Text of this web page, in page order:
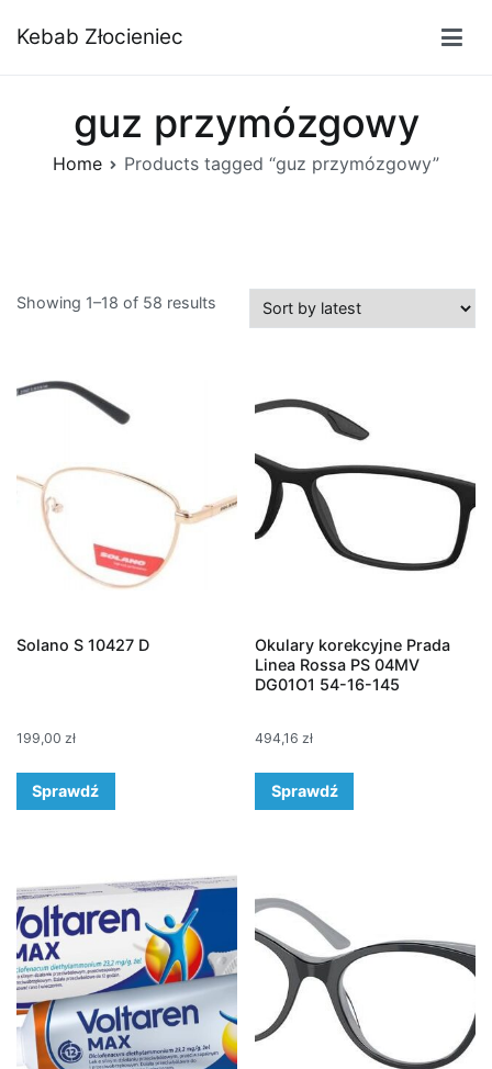
doKebab Złocieniec
guz przymózgowy
Home Products tagged “guz przymózgowy”
Showing 1–18 of 58 results
Solano S 10427 D
199,00 zł
Sprawdź
Okulary korekcyjne Prada
Linea Rossa PS 04MV
DG01O1 54-16-145
494,16 zł
Sprawdź